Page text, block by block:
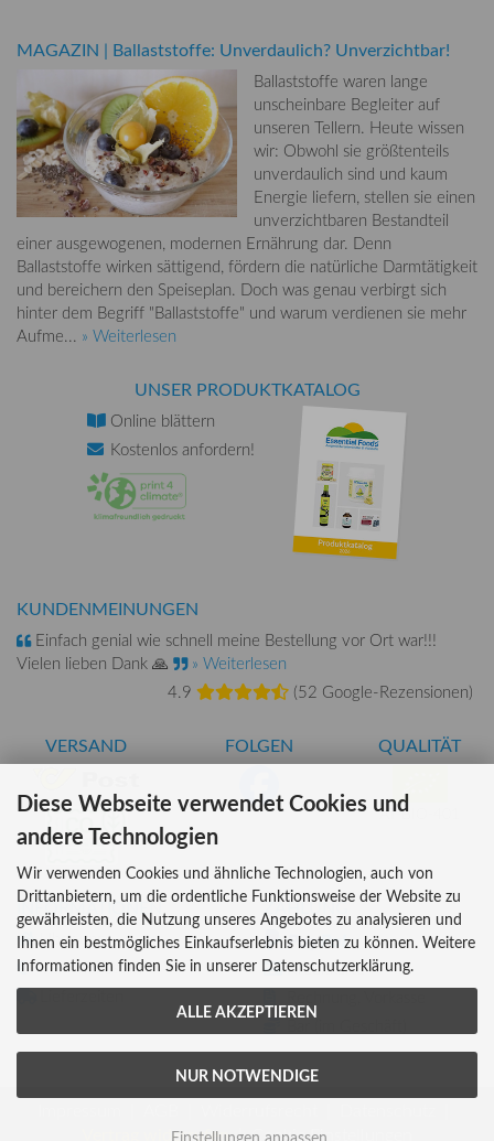
MAGAZIN | Ballaststoffe: Unverdaulich? Unverzichtbar!
Ballaststoffe waren lange
unscheinbare Begleiter auf
unseren Tellern. Heute wissen
wir: Obwohl sie größtenteils
unverdaulich sind und kaum
Energie liefern, stellen sie einen
unverzichtbaren Bestandteil
einer ausgewogenen, modernen Ernährung dar. Denn
Ballaststoffe wirken sättigend, fördern die natürliche Darmtätigkeit
und bereichern den Speiseplan. Doch was genau verbirgt sich
hinter dem Begriff "Ballaststoffe" und warum verdienen sie mehr
Aufme... » Weiterlesen
UNSER PRODUKTKATALOG
Online blättern
Kostenlos anfordern!
KUNDENMEINUNGEN
Einfach genial wie schnell meine Bestellung vor Ort war!!!
Vielen lieben Dank 🙏
» Weiterlesen
4.9
(52 Google-Rezensionen)
VERSAND FOLGEN QUALITÄT
AT-BIO-401
INFORMATIONEN
Über uns
Versandkosten
Lieferzeiten
ZAHLUNG
Kreditkarte
Bar (im Geschäft)
Vertrag widerrufen
Cookie Einstellungen
Diese Webseite verwendet Cookies und
andere Technologien
Wir verwenden Cookies und ähnliche Technologien, auch von
Drittanbietern, um die ordentliche Funktionsweise der Website zu
gewährleisten, die Nutzung unseres Angebotes zu analysieren und
Ihnen ein bestmögliches Einkaufserlebnis bieten zu können. Weitere
Informationen finden Sie in unserer Datenschutzerklärung.
ALLE AKZEPTIEREN
NUR NOTWENDIGE